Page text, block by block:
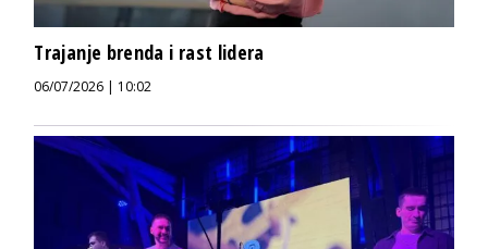
Trajanje brenda i rast lidera
06/07/2026 | 10:02